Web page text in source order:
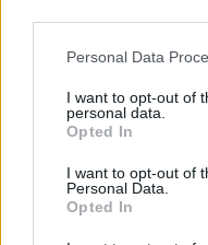
Please note that this
not limited to your visit
grant or deny consent
use your data for below
consent section.
Personal Data
I want to opt-out of
personal data.
Opted In
I want to opt-out of
Personal Data.
Opted In
Julho de
$
0,0000
$
Agosto de
$
0,0000
$
de 2023
0,0000